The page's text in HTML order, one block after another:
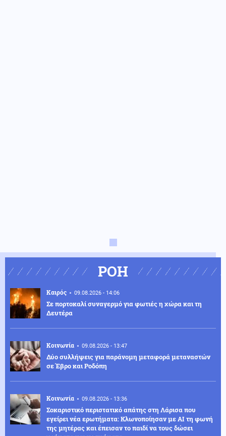
ΡΟΗ
Καιρός 09.08.2026 - 14:06
Σε πορτοκαλί συναγερμό για φωτιές η χώρα και τη
Δευτέρα
Κοινωνία 09.08.2026 - 13:47
Δύο συλλήψεις για παράνομη μεταφορά μεταναστών
σε Έβρο και Ροδόπη
Κοινωνία 09.08.2026 - 13:36
Σοκαριστικό περιστατικό απάτης στη Λάρισα που
εγείρει νέα ερωτήματα: Κλωνοποίησαν με AI τη φωνή
της μητέρας και έπεισαν το παιδί να τους δώσει